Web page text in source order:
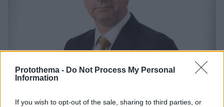
Protothema - Do Not Process My Personal
Information
If you wish to opt-out of the sale, sharing to third parties, or